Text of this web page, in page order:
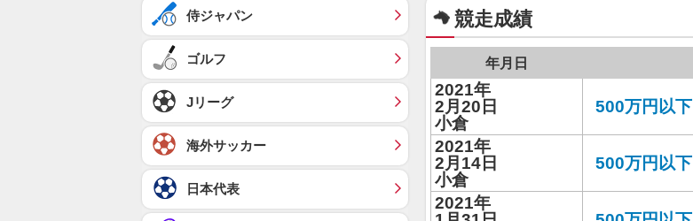
競走成績
年月日
2021年
2月20日
小倉
500万円以下
2021年
2月14日
小倉
500万円以下
2021年
侍ジャパン
ゴルフ
Jリーグ
海外サッカー
日本代表